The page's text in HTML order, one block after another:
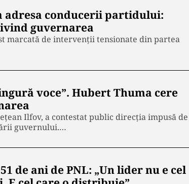
adresa conducerii partidului:
guvernarea
marcată de intervenții tensionate din partea
voce”. Hubert Thuma cere
Ilfov, a contestat public direcția impusă de
guvernului.…
de ani de PNL: „Un lider nu e cel